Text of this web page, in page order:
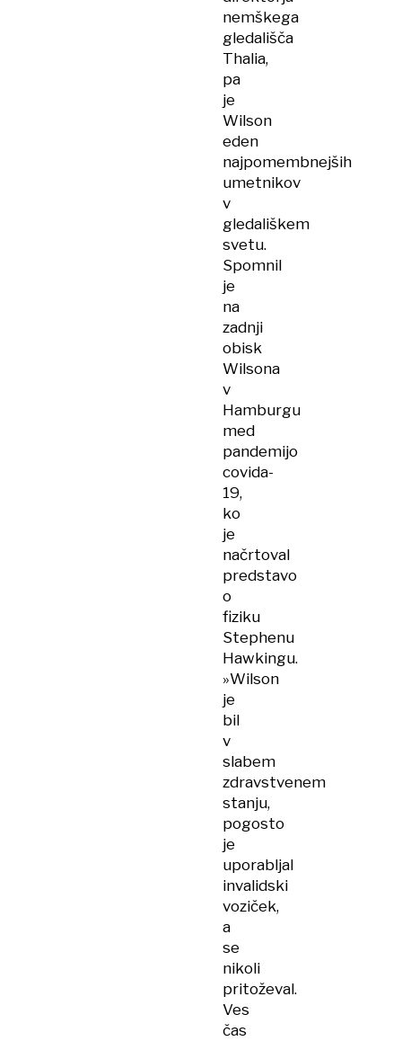
nemškega
gledališča
Thalia,
pa
je
Wilson
eden
najpomembnejših
umetnikov
v
gledališkem
svetu.
Spomnil
je
na
zadnji
obisk
Wilsona
v
Hamburgu
med
pandemijo
covida-
19,
ko
je
načrtoval
predstavo
o
fiziku
Stephenu
Hawkingu.
»Wilson
je
bil
v
slabem
zdravstvenem
stanju,
pogosto
je
uporabljal
invalidski
voziček,
a
se
nikoli
pritoževal.
Ves
čas